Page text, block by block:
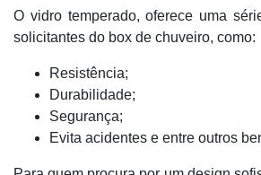
O vidro temperado, oferece uma
solicitantes do box de chuveiro, como:
Resistência;
Durabilidade;
Segurança;
Evita acidentes e entre outros